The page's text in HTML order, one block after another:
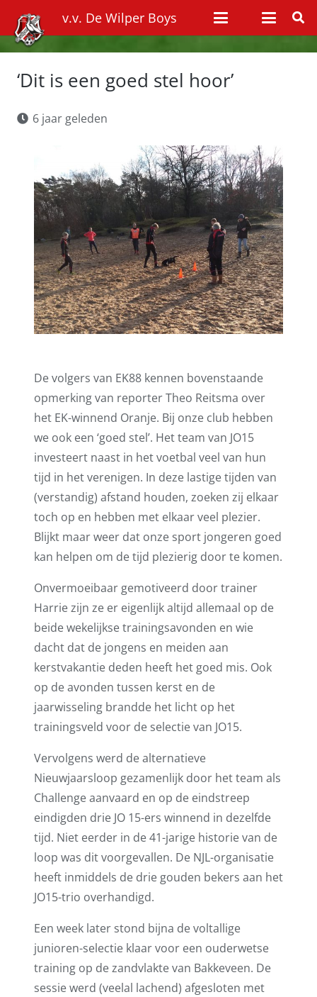
v.v. De Wilper Boys
‘Dit is een goed stel hoor’
6 jaar geleden
De volgers van EK88 kennen bovenstaande
opmerking van reporter Theo Reitsma over
het EK-winnend Oranje. Bij onze club hebben
we ook een ‘goed stel’. Het team van JO15
investeert naast in het voetbal veel van hun
tijd in het verenigen. In deze lastige tijden van
(verstandig) afstand houden, zoeken zij elkaar
toch op en hebben met elkaar veel plezier.
Blijkt maar weer dat onze sport jongeren goed
kan helpen om de tijd plezierig door te komen.
Onvermoeibaar gemotiveerd door trainer
Harrie zijn ze er eigenlijk altijd allemaal op de
beide wekelijkse trainingsavonden en wie
dacht dat de jongens en meiden aan
kerstvakantie deden heeft het goed mis. Ook
op de avonden tussen kerst en de
jaarwisseling brandde het licht op het
trainingsveld voor de selectie van JO15.
Vervolgens werd de alternatieve
Nieuwjaarsloop gezamenlijk door het team als
Challenge aanvaard en op de eindstreep
eindigden drie JO 15-ers winnend in dezelfde
tijd. Niet eerder in de 41-jarige historie van de
loop was dit voorgevallen. De NJL-organisatie
heeft inmiddels de drie gouden bekers aan het
JO15-trio overhandigd.
Een week later stond bijna de voltallige
junioren-selectie klaar voor een ouderwetse
training op de zandvlakte van Bakkeveen. De
sessie werd (veelal lachend) afgesloten met